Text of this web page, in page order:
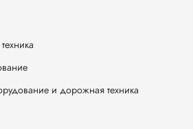
и дорожная техника